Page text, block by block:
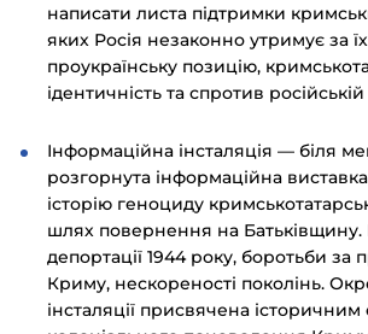
написати листа підтримки
яких Росія незаконно утримує за
проукраїнську позицію,
ідентичність та спротив російській
Інформаційна інсталяція — біля
розгорнута інформаційна
історію геноциду
шлях повернення на Батьківщину.
депортації 1944 року, боротьби за
Криму, нескореності поколінь.
інсталяції присвячена історичним